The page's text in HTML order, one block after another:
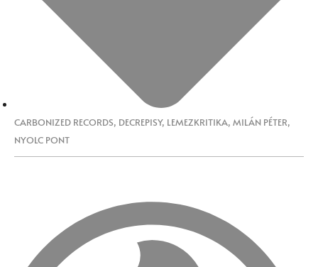
CARBONIZED RECORDS, DECREPISY, LEMEZKRITIKA, MILÁN PÉTER,
NYOLC PONT